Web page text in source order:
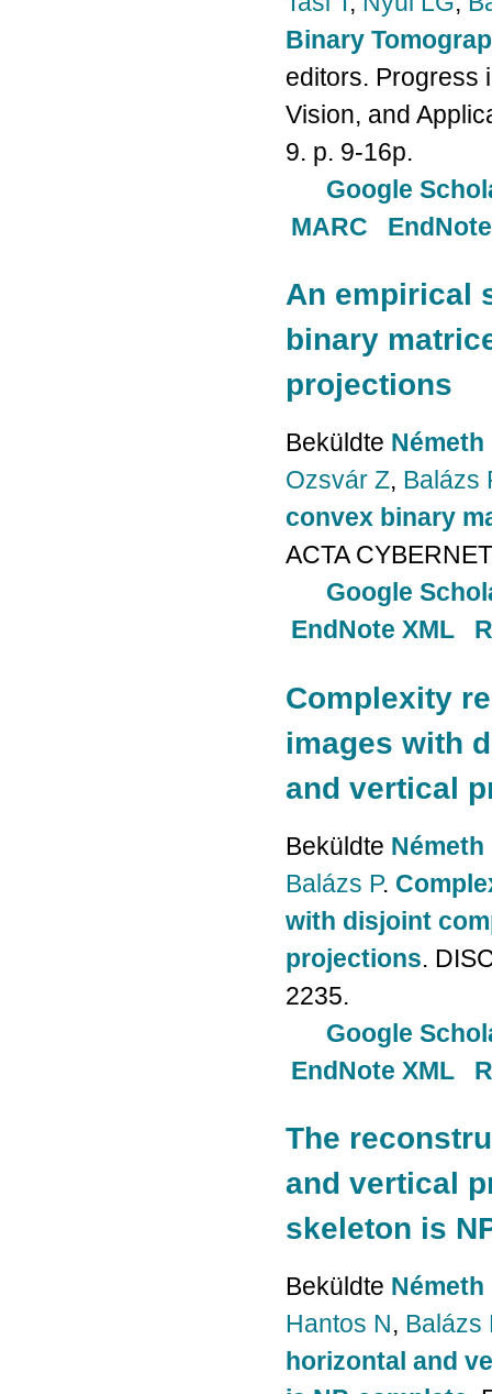
Binary
editors. Progress
Vision, and
9. p. 9-16p.
Google
MARC
An empirical
binary
projections
Beküldte Németh
Ozsvár Z, Balázs
convex binary
ACTA
Google
EndNote XML
Complexity
images with
and vertical
Beküldte Németh
Balázs P.
with disjoint
projections.
2235.
Google
EndNote XML
The
and vertical
skeleton is
Beküldte Németh
Hantos N, Balázs
horizontal and